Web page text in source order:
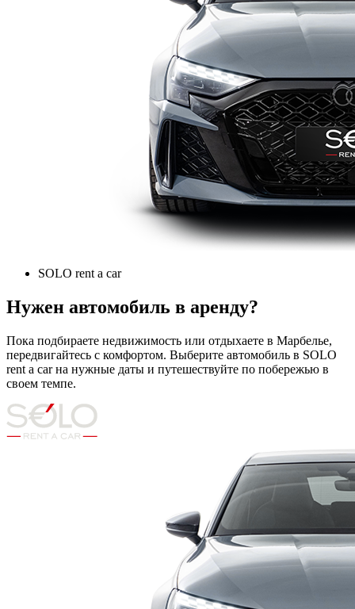
SOLO rent a car
Нужен автомобиль в аренду?
Пока подбираете недвижимость или отдыхаете в Марбелье,
передвигайтесь с комфортом. Выберите автомобиль в SOLO
rent a car на нужные даты и путешествуйте по побережью в
своем темпе.